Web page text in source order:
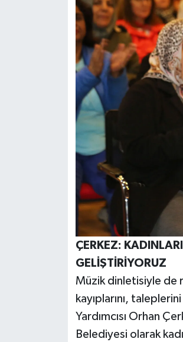
ÇERKEZ:
GELİŞTİRİYORUZ
Müzik dinletisiyle de
kayıplarını,
Yardımcısı Orhan
Belediyesi olarak